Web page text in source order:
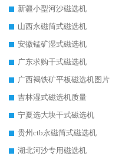
新疆小型河沙磁选机
山西永磁筒式磁选机
安徽锰矿湿式磁选机
广东求购干式磁选机
广西褐铁矿平板磁选机图片
吉林湿式磁选机质量
宁夏选大块干式磁选机
贵州ctb永磁筒式磁选机
湖北河沙专用磁选机